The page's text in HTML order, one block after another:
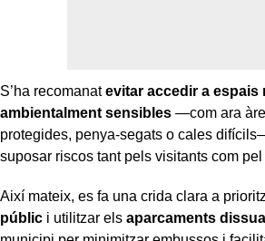
S’ha recomanatevitar accedir a espais
ambientalment sensibles —com ara
protegides, penya-segats o cales
suposar riscos tant pels visitants com
Així mateix, es fa una crida clara a
públic i utilitzar els aparcaments